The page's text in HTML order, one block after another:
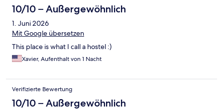
10/10 – Außergewöhnlich
1. Juni 2026
Mit Google übersetzen
This place is what I call a hostel :)
Xavier, Aufenthalt von 1 Nacht
Verifizierte Bewertung
10/10 – Außergewöhnlich